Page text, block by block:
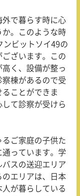
外で暮らす時に心
。このような時
ンビットソイ49の
ございます。この
く、設備が整っ
棟があるので受
ことができま
て診察が受けら
ご家庭の子供た
っています。学
スの送迎エリア
エリアは、日本
が暮らしている